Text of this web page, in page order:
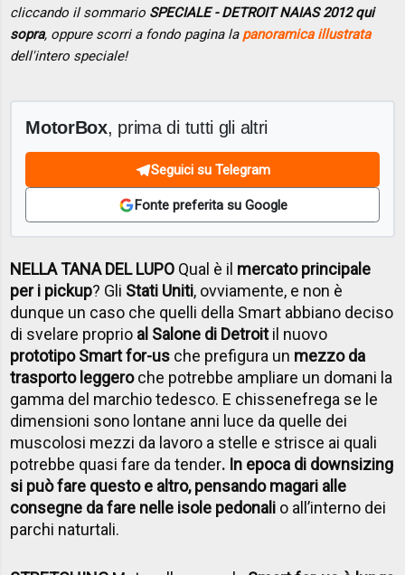
cliccando il sommario SPECIALE - DETROIT NAIAS 2012 qui
sopra, oppure scorri a fondo pagina la panoramica illustrata
dell'intero speciale!
MotorBox, prima di tutti gli altri
Seguici su Telegram
Fonte preferita su Google
NELLA TANA DEL LUPO Qual è il mercato principale
per i pickup? Gli Stati Uniti, ovviamente, e non è
dunque un caso che quelli della Smart abbiano deciso
di svelare proprio al Salone di Detroitil nuovo
prototipo Smart for-us che prefigura un mezzo da
trasporto leggeroche potrebbe ampliare un domani la
gamma del marchio tedesco. E chissenefrega se le
dimensioni sono lontane anni luce da quelle dei
muscolosi mezzi da lavoro a stelle e strisce ai quali
potrebbe quasi fare da tender. In epoca di downsizing
si può fare questo e altro, pensando magari alle
consegne da fare nelle isole pedonali o all’interno dei
parchi naturtali.